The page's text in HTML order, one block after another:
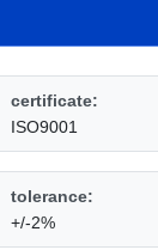
certificate:
ISO9001
tolerance:
+/-2%